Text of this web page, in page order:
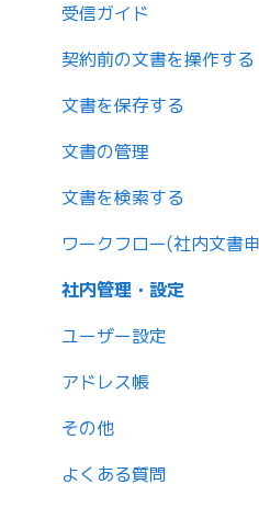
受信ガイド
契約前の文書を操作する
文書を保存する
文書の管理
文書を検索する
ワークフロー(社内文書
社内管理・設定
ユーザー設定
アドレス帳
その他
よくある質問